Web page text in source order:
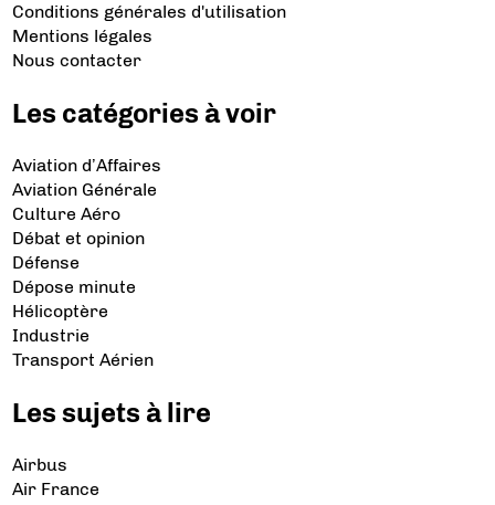
Conditions générales d'utilisation
Mentions légales
Nous contacter
Les catégories à voir
Aviation d’Affaires
Aviation Générale
Culture Aéro
Débat et opinion
Défense
Dépose minute
Hélicoptère
Industrie
Transport Aérien
Les sujets à lire
Airbus
Air France